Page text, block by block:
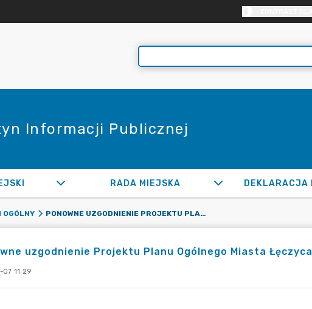
Informacji Publicznej
RADA MIEJSKA
OGÓLNY PONOWNE UZGODNIENIE PROJEKTU PLANU OGÓLNEGO MIASTA ŁĘCZYCA
uzgodnienie Projektu Planu Ogólnego Miasta Łęczyca
07 11:29